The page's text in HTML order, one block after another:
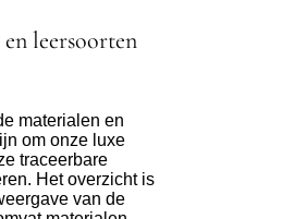
leersoorten
materialen en
om onze luxe
traceerbare
Het overzicht is
van de